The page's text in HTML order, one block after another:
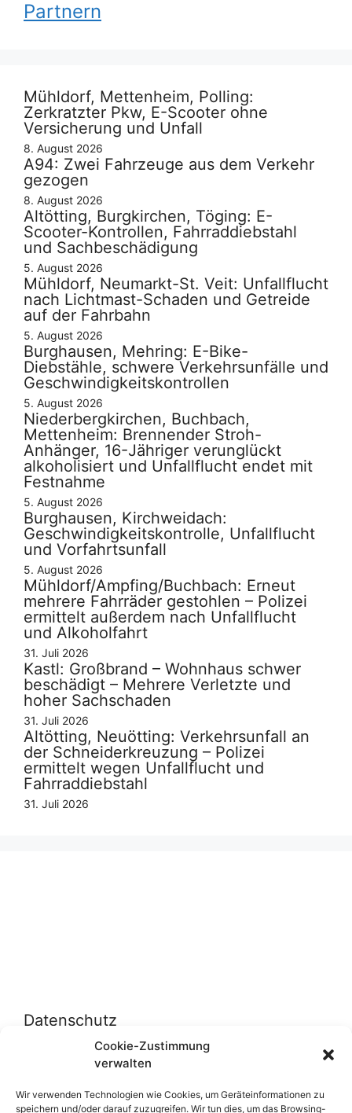
Cookie-Zustimmung
verwalten
Wir verwenden Technologien wie Cookies, um Geräteinformationen zu
speichern und/oder darauf zuzugreifen. Wir tun dies, um das Browsing-
Partnern
Mühldorf, Mettenheim, Polling:
Zerkratzter Pkw, E-Scooter ohne
Versicherung und Unfall
8. August 2026
A94: Zwei Fahrzeuge aus dem Verkehr
gezogen
8. August 2026
Altötting, Burgkirchen, Töging: E-
Scooter-Kontrollen, Fahrraddiebstahl
und Sachbeschädigung
5. August 2026
Mühldorf, Neumarkt-St. Veit: Unfallflucht
nach Lichtmast-Schaden und Getreide
auf der Fahrbahn
5. August 2026
Burghausen, Mehring: E-Bike-
Diebstähle, schwere Verkehrsunfälle und
Geschwindigkeitskontrollen
5. August 2026
Niederbergkirchen, Buchbach,
Mettenheim: Brennender Stroh-
Anhänger, 16-Jähriger verunglückt
alkoholisiert und Unfallflucht endet mit
Festnahme
5. August 2026
Burghausen, Kirchweidach:
Geschwindigkeitskontrolle, Unfallflucht
und Vorfahrtsunfall
5. August 2026
Mühldorf/Ampfing/Buchbach: Erneut
mehrere Fahrräder gestohlen – Polizei
ermittelt außerdem nach Unfallflucht
und Alkoholfahrt
31. Juli 2026
Kastl: Großbrand – Wohnhaus schwer
beschädigt – Mehrere Verletzte und
hoher Sachschaden
31. Juli 2026
Altötting, Neuötting: Verkehrsunfall an
der Schneiderkreuzung – Polizei
ermittelt wegen Unfallflucht und
Fahrraddiebstahl
31. Juli 2026
Datenschutz
Datenschutzerklärung
Cookie-Richtlinie (EU)